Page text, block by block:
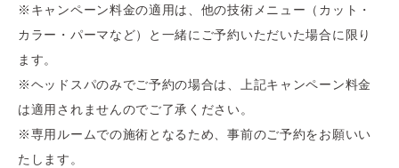
※キャンペーン料金の適用は、他の技術メニュー（カット・
カラー・パーマなど）と一緒にご予約いただいた場合に限り
ます。
※ヘッドスパのみでご予約の場合は、上記キャンペーン料金
は適用されませんのでご了承ください。
※専用ルームでの施術となるため、事前のご予約をお願いい
たします。